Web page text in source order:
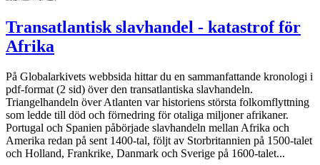
Transatlantisk slavhandel - katastrof för
Afrika
På Globalarkivets webbsida hittar du en sammanfattande kronologi i
pdf-format (2 sid) över den transatlantiska slavhandeln.
Triangelhandeln över Atlanten var historiens största folkomflyttning
som ledde till död och förnedring för otaliga miljoner afrikaner.
Portugal och Spanien påbörjade slavhandeln mellan Afrika och
Amerika redan på sent 1400-tal, följt av Storbritannien på 1500-talet
och Holland, Frankrike, Danmark och Sverige på 1600-talet...